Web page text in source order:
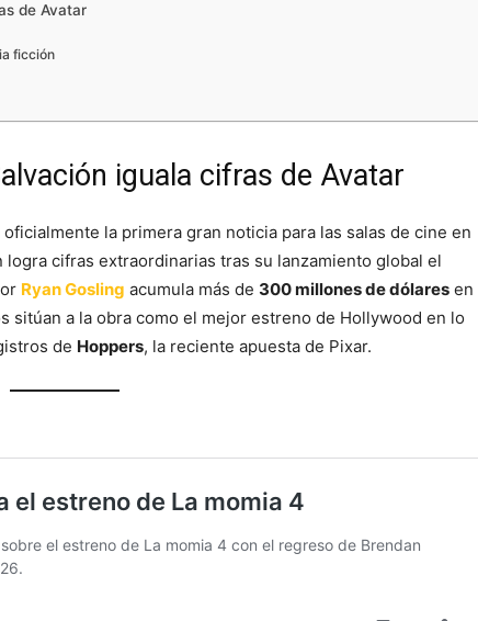
de Avatar
ficción
iguala cifras de Avatar
la primera gran noticia para las salas de cine en
cifras extraordinarias tras su lanzamiento global el
Ryan Gosling acumula más de 300 millones de dólares en
sitúan a la obra como el mejor estreno de Hollywood en lo
de Hoppers, la reciente apuesta de Pixar.